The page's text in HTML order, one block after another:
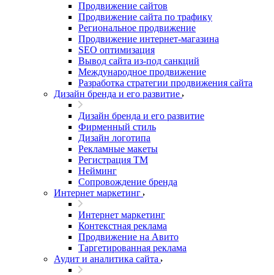
Продвижение сайтов
Продвижение сайта по трафику
Региональное продвижение
Продвижение интернет-магазина
SEO оптимизация
Вывод сайта из-под санкций
Международное продвижение
Разработка стратегии продвижения сайта
Дизайн бренда и его развитие
Дизайн бренда и его развитие
Фирменный стиль
Дизайн логотипа
Рекламные макеты
Регистрация ТМ
Нейминг
Сопровождение бренда
Интернет маркетинг
Интернет маркетинг
Контекстная реклама
Продвижение на Авито
Таргетированная реклама
Аудит и аналитика сайта